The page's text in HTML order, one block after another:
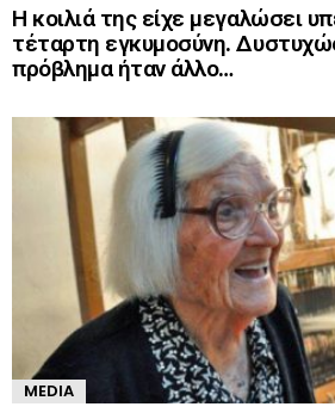
Η κοιλιά της είχε μεγαλώσει
τέταρτη εγκυμοσύνη.
πρόβλημα ήταν άλλο…
MEDIA